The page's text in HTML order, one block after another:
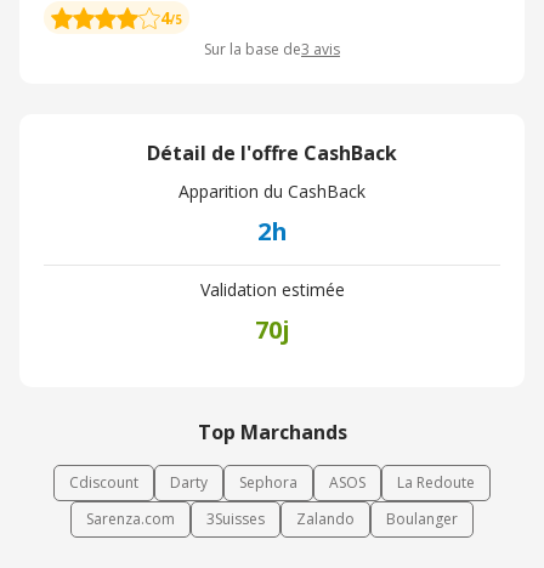
4/5
Sur la base de3 avis
Détail de l'offre CashBack
Apparition du CashBack
2h
Validation estimée
70j
Top Marchands
Cdiscount Darty Sephora ASOS
La Redoute
Sarenza.com
3Suisses Zalando Boulanger